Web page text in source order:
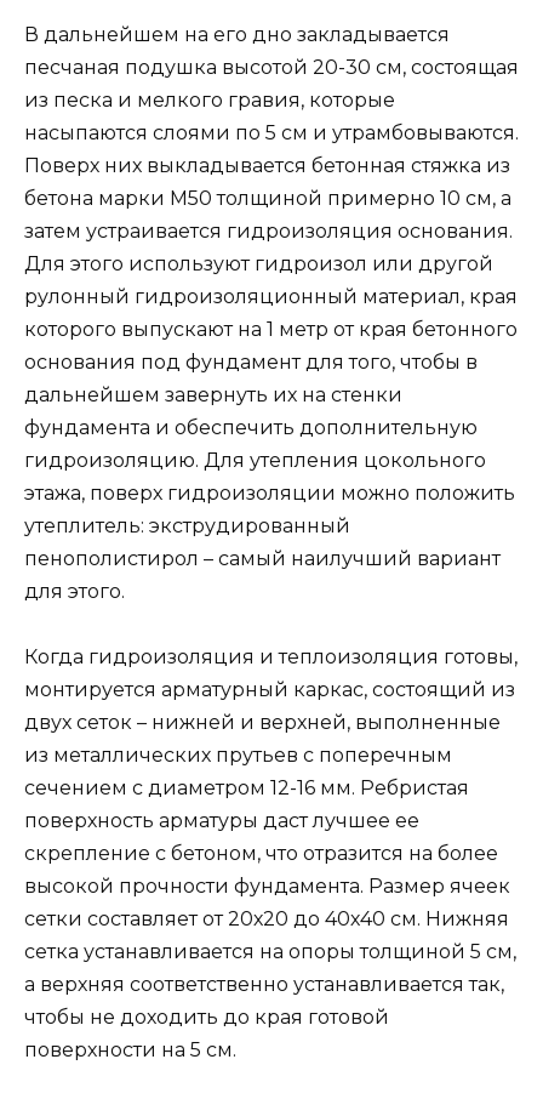
В дальнейшем на его дно закладывается
песчаная подушка высотой 20-30 см, состоящая
из песка и мелкого гравия, которые
насыпаются слоями по 5 см и утрамбовываются.
Поверх них выкладывается бетонная стяжка из
бетона марки М50 толщиной примерно 10 см, а
затем устраивается гидроизоляция основания.
Для этого используют гидроизол или другой
рулонный гидроизоляционный материал, края
которого выпускают на 1 метр от края бетонного
основания под фундамент для того, чтобы в
дальнейшем завернуть их на стенки
фундамента и обеспечить дополнительную
гидроизоляцию. Для утепления цокольного
этажа, поверх гидроизоляции можно положить
утеплитель: экструдированный
пенополистирол – самый наилучший вариант
для этого.
Когда гидроизоляция и теплоизоляция готовы,
монтируется арматурный каркас, состоящий из
двух сеток – нижней и верхней, выполненные
из металлических прутьев с поперечным
сечением с диаметром 12-16 мм. Ребристая
поверхность арматуры даст лучшее ее
скрепление с бетоном, что отразится на более
высокой прочности фундамента. Размер ячеек
сетки составляет от 20х20 до 40х40 см. Нижняя
сетка устанавливается на опоры толщиной 5 см,
а верхняя соответственно устанавливается так,
чтобы не доходить до края готовой
поверхности на 5 см.